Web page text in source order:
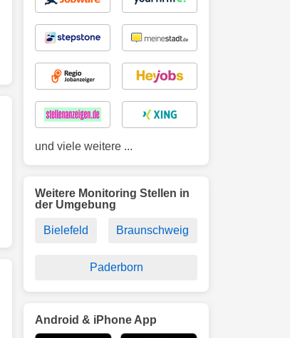
und viele weitere ...
Weitere Monitoring Stellen in
der Umgebung
Bielefeld Braunschweig
Paderborn
Android & iPhone App